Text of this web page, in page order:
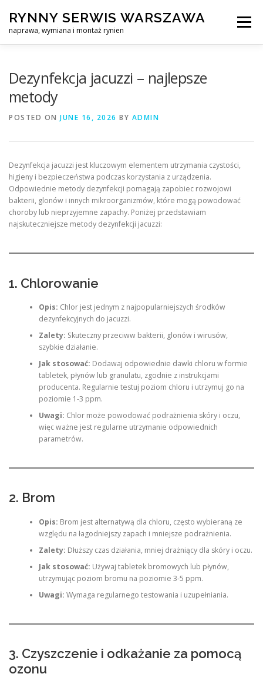
content
RYNNY SERWIS WARSZAWA
naprawa, wymiana i montaż rynien
Menu
Dezynfekcja jacuzzi – najlepsze
metody
POSTED ON JUNE 16, 2026 BY ADMIN
Dezynfekcja jacuzzi jest kluczowym elementem utrzymania czystości,
higieny i bezpieczeństwa podczas korzystania z urządzenia.
Odpowiednie metody dezynfekcji pomagają zapobiec rozwojowi
bakterii, glonów i innych mikroorganizmów, które mogą powodować
choroby lub nieprzyjemne zapachy. Poniżej przedstawiam
najskuteczniejsze metody dezynfekcji jacuzzi:
1. Chlorowanie
Opis: Chlor jest jednym z najpopularniejszych środków
dezynfekcyjnych do jacuzzi.
Zalety: Skuteczny przeciww bakterii, glonów i wirusów,
szybkie działanie.
Jak stosować: Dodawaj odpowiednie dawki chloru w formie
tabletek, płynów lub granulatu, zgodnie z instrukcjami
producenta. Regularnie testuj poziom chloru i utrzymuj go na
poziomie 1-3 ppm.
Uwagi: Chlor może powodować podrażnienia skóry i oczu,
więc ważne jest regularne utrzymanie odpowiednich
parametrów.
2. Brom
Opis: Brom jest alternatywą dla chloru, często wybieraną ze
względu na łagodniejszy zapach i mniejsze podrażnienia.
Zalety: Dłuższy czas działania, mniej drażniący dla skóry i oczu.
Jak stosować: Używaj tabletek bromowych lub płynów,
utrzymując poziom bromu na poziomie 3-5 ppm.
Uwagi: Wymaga regularnego testowania i uzupełniania.
3. Czyszczenie i odkażanie za pomocą
ozonu